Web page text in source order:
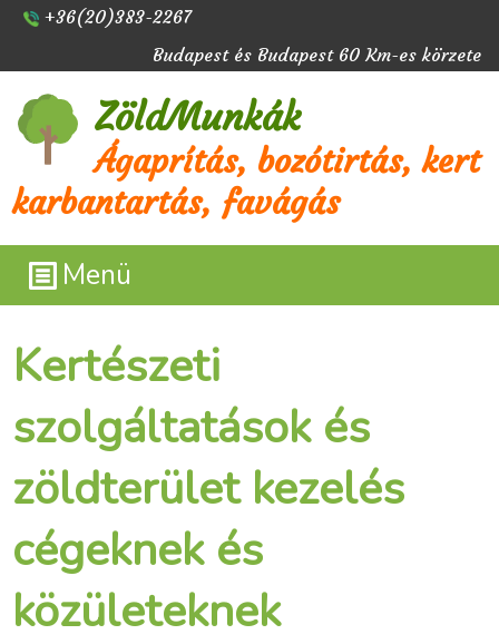
+36(20)383-2267
Budapest és Budapest 60 Km-es körzete
ZöldMunkák
Ágaprítás, bozótirtás, kert
karbantartás, favágás
Menü
Kertészeti
szolgáltatások és
zöldterület kezelés
cégeknek és
közületeknek